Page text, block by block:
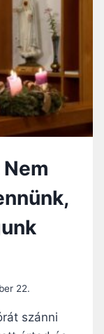
22.
szánni